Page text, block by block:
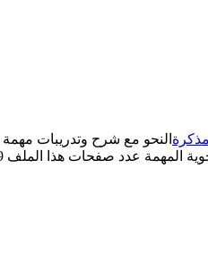
النحو مع شرح وتدريبات